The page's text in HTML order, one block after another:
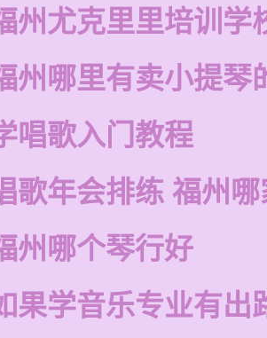
州尤克里里培训学
州哪里有卖小提琴
唱歌入门教程
歌年会排练 福州
州哪个琴行好
果学音乐专业有出